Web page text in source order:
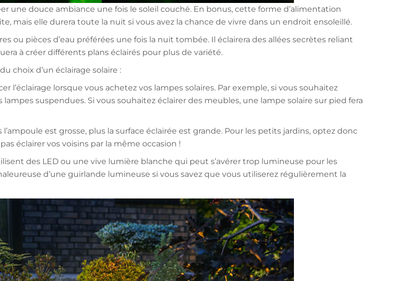
une douce ambiance une fois le soleil couché. En bonus, cette forme d’alimentation
mais elle durera toute la nuit si vous avez la chance de vivre dans un endroit ensoleillé.
ou pièces d’eau préférées une fois la nuit tombée. Il éclairera des allées secrètes reliant
à créer différents plans éclairés pour plus de variété.
choix d’un éclairage solaire :
l’éclairage lorsque vous achetez vos lampes solaires. Par exemple, si vous souhaitez
suspendues. Si vous souhaitez éclairer des meubles, une lampe solaire sur pied fera
est grosse, plus la surface éclairée est grande. Pour les petits jardins, optez donc
éclairer vos voisins par la même occasion !
des LED ou une vive lumière blanche qui peut s’avérer trop lumineuse pour les
d’une guirlande lumineuse si vous savez que vous utiliserez régulièrement la